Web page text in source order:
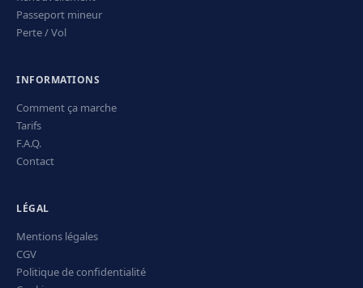
Passeport mineur
Perte / Vol
INFORMATIONS
Comment ça marche
Tarifs
F.A.Q.
Contact
LÉGAL
Mentions légales
CGV
Politique de confidentialité